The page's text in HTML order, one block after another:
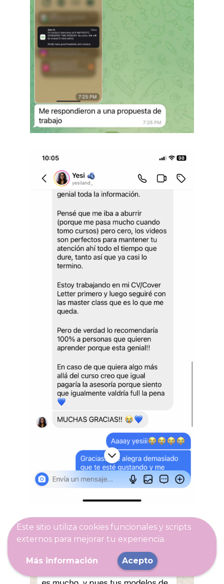
Este sitio utiliza cookies funcionales y scripts
externos para mejorar tu experiencia.
Más información Acepto